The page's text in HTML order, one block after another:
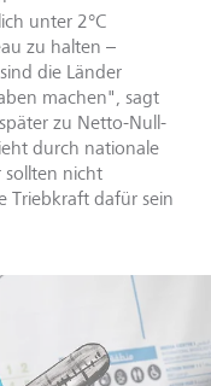
unter 2°C
zu halten –
die Länder
machen", sagt
zu Netto-Null-
durch nationale
sollten nicht
Triebkraft dafür sein